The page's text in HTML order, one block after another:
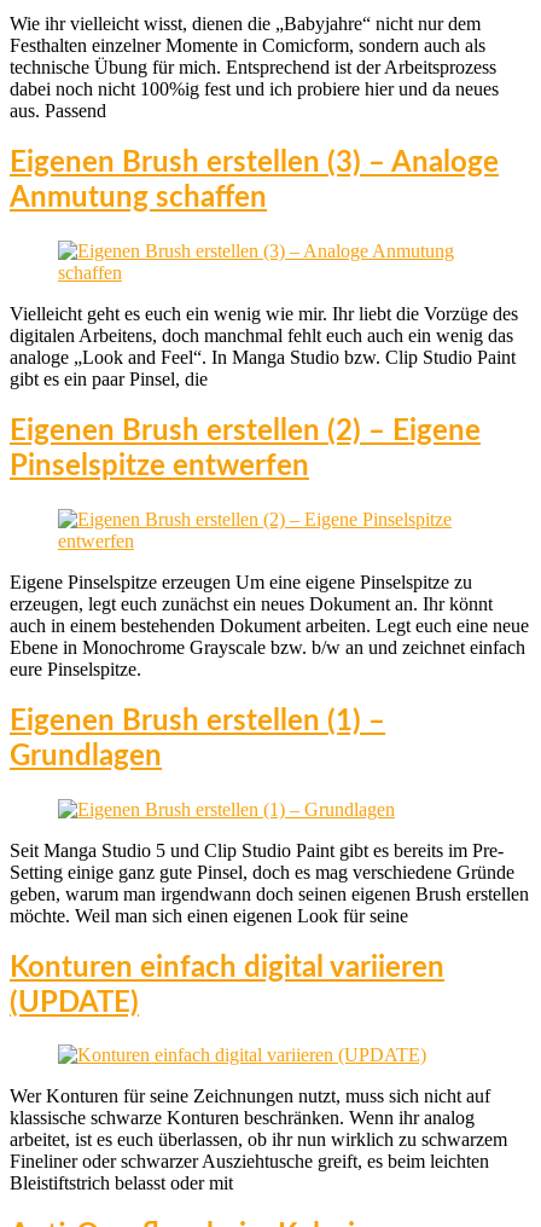
Wie ihr vielleicht wisst, dienen die „Babyjahre“ nicht nur dem
Festhalten einzelner Momente in Comicform, sondern auch als
technische Übung für mich. Entsprechend ist der Arbeitsprozess
dabei noch nicht 100%ig fest und ich probiere hier und da neues
aus. Passend
Eigenen Brush erstellen (3) – Analoge
Anmutung schaffen
Vielleicht geht es euch ein wenig wie mir. Ihr liebt die Vorzüge des
digitalen Arbeitens, doch manchmal fehlt euch auch ein wenig das
analoge „Look and Feel“. In Manga Studio bzw. Clip Studio Paint
gibt es ein paar Pinsel, die
Eigenen Brush erstellen (2) – Eigene
Pinselspitze entwerfen
Eigene Pinselspitze erzeugen Um eine eigene Pinselspitze zu
erzeugen, legt euch zunächst ein neues Dokument an. Ihr könnt
auch in einem bestehenden Dokument arbeiten. Legt euch eine neue
Ebene in Monochrome Grayscale bzw. b/w an und zeichnet einfach
eure Pinselspitze.
Eigenen Brush erstellen (1) –
Grundlagen
Seit Manga Studio 5 und Clip Studio Paint gibt es bereits im Pre-
Setting einige ganz gute Pinsel, doch es mag verschiedene Gründe
geben, warum man irgendwann doch seinen eigenen Brush erstellen
möchte. Weil man sich einen eigenen Look für seine
Konturen einfach digital variieren
(UPDATE)
Wer Konturen für seine Zeichnungen nutzt, muss sich nicht auf
klassische schwarze Konturen beschränken. Wenn ihr analog
arbeitet, ist es euch überlassen, ob ihr nun wirklich zu schwarzem
Fineliner oder schwarzer Ausziehtusche greift, es beim leichten
Bleistiftstrich belasst oder mit